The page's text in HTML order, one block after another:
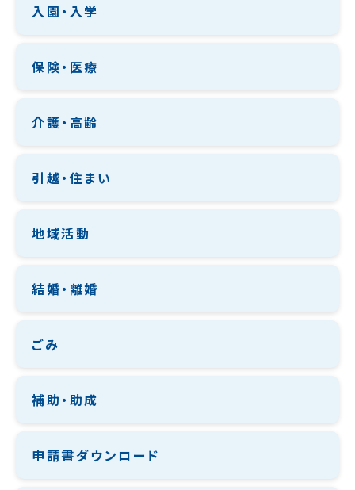
入園・入学
保険・医療
介護・高齢
引越・住まい
地域活動
結婚・離婚
ごみ
補助・助成
申請書ダウンロード